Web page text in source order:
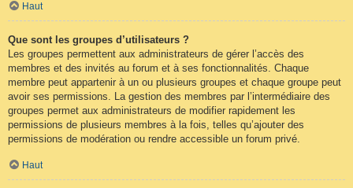
Haut
Que sont les groupes d’utilisateurs ?
Les groupes permettent aux administrateurs de gérer l’accès des
membres et des invités au forum et à ses fonctionnalités. Chaque
membre peut appartenir à un ou plusieurs groupes et chaque groupe peut
avoir ses permissions. La gestion des membres par l’intermédiaire des
groupes permet aux administrateurs de modifier rapidement les
permissions de plusieurs membres à la fois, telles qu’ajouter des
permissions de modération ou rendre accessible un forum privé.
Haut